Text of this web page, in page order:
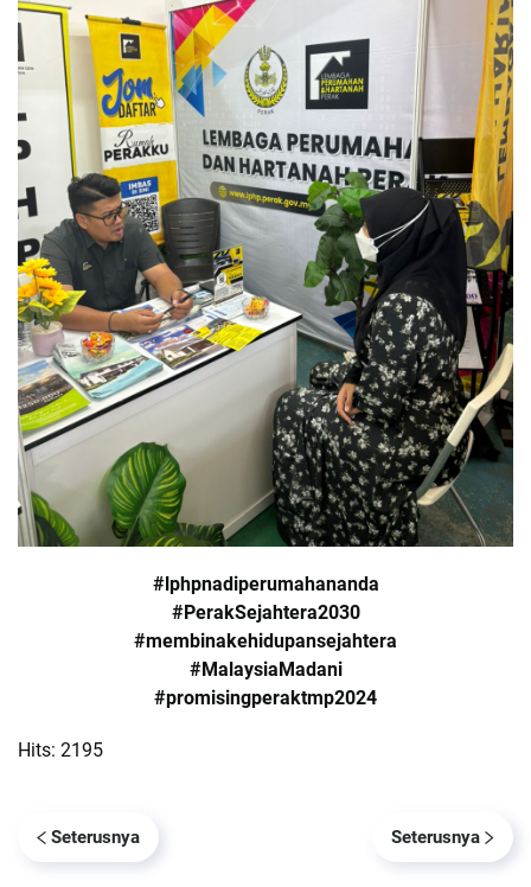
#lphpnadiperumahananda
#PerakSejahtera2030
#membinakehidupansejahtera
#MalaysiaMadani
#promisingperaktmp2024
Hits: 2195
Seterusnya Seterusnya